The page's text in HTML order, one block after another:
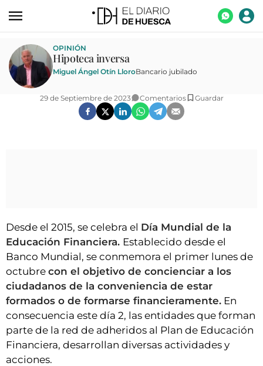
ACTUALIDAD
ECONOMÍA
TECNOLOGÍA
OPINIÓN
GALERÍAS
CONTACTAR
FIESTAS EN EL ALTO ARAGÓN
FIESTAS DE SAN LORENZO
AGENDA
OPINIÓN
Hipoteca inversa
Miguel Ángel Otín LloroBancario jubilado
29 de Septiembre de 2023 Comentarios Guardar
Desde el 2015, se celebra el Día Mundial de la
Educación Financiera. Establecido desde el
Banco Mundial, se conmemora el primer lunes de
octubre con el objetivo de concienciar a los
ciudadanos de la conveniencia de estar
formados o de formarse financieramente. En
consecuencia este día 2, las entidades que forman
parte de la red de adheridos al Plan de Educación
Financiera, desarrollan diversas actividades y
acciones.